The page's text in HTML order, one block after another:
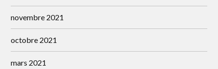
novembre 2021
octobre 2021
mars 2021